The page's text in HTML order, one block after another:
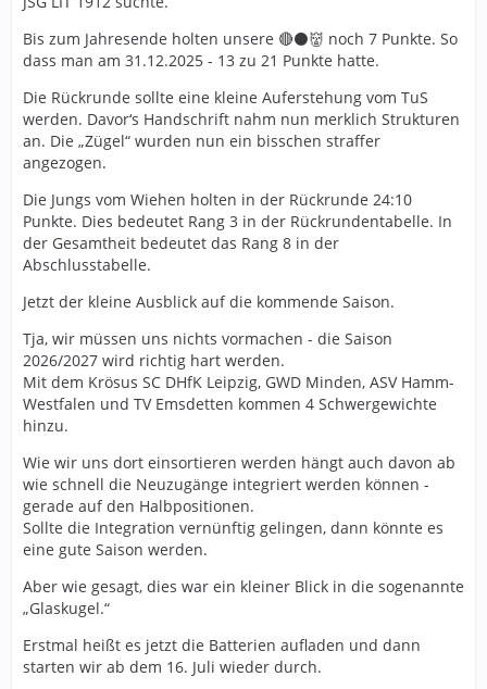
Bis zum Jahresende holten unsere 🔴⚫️👹 noch 7 Punkte. So
dass man am 31.12.2025 - 13 zu 21 Punkte hatte.
Die Rückrunde sollte eine kleine Auferstehung vom TuS
werden. Davor‘s Handschrift nahm nun merklich Strukturen
an. Die „Zügel“ wurden nun ein bisschen straffer
angezogen.
Die Jungs vom Wiehen holten in der Rückrunde 24:10
Punkte. Dies bedeutet Rang 3 in der Rückrundentabelle. In
der Gesamtheit bedeutet das Rang 8 in der
Abschlusstabelle.
Jetzt der kleine Ausblick auf die kommende Saison.
Tja, wir müssen uns nichts vormachen - die Saison
2026/2027 wird richtig hart werden.
Mit dem Krösus SC DHfK Leipzig, GWD Minden, ASV Hamm-
Westfalen und TV Emsdetten kommen 4 Schwergewichte
hinzu.
Wie wir uns dort einsortieren werden hängt auch davon ab
wie schnell die Neuzugänge integriert werden können -
gerade auf den Halbpositionen.
Sollte die Integration vernünftig gelingen, dann könnte es
eine gute Saison werden.
Aber wie gesagt, dies war ein kleiner Blick in die sogenannte
„Glaskugel.“
Erstmal heißt es jetzt die Batterien aufladen und dann
starten wir ab dem 16. Juli wieder durch.